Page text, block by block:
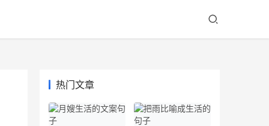
热门文章